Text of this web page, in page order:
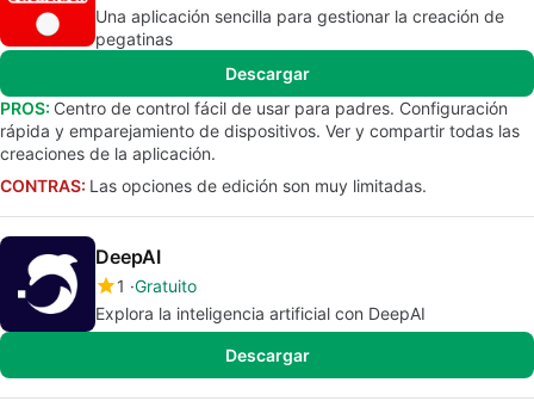
Una aplicación sencilla para gestionar la creación de
pegatinas
Descargar
PROS: Centro de control fácil de usar para padres. Configuración
rápida y emparejamiento de dispositivos. Ver y compartir todas las
creaciones de la aplicación.
CONTRAS: Las opciones de edición son muy limitadas.
DeepAI
1 Gratuito
Explora la inteligencia artificial con DeepAI
Descargar